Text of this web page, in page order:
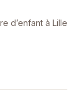
d’enfant à Lille